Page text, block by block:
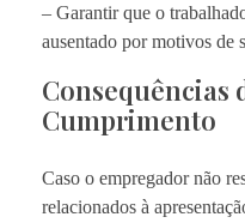
– Garantir que o
ausentado por motivos de
Consequências
Cumprimento
Caso o empregador não
relacionados à